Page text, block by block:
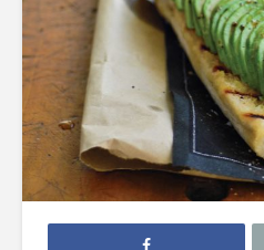
Croquettes
pois chiches,
au cari